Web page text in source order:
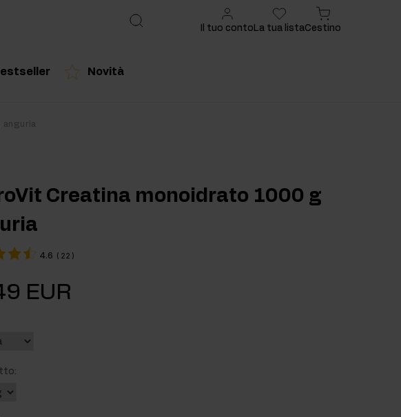
Prodotto consigliato
Novità
Il tuo conto La tua listaCestino
Creatina monoidrato 1000 g
4.6 ( 22 )
EUR